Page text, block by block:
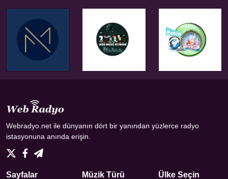
Webradyo.net ile dünyanın dört bir yanından yüzlerce radyo
istasyonuna anında erişin.
Sayfalar Müzik Türü Ülke Seçin